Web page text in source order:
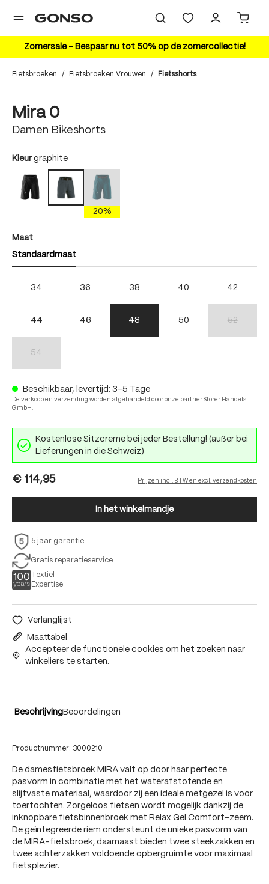
Zomersale – Bespaar nu tot 50% op de zomercollectie!
Fietsbroeken / Fietsbroeken Vrouwen / Fietsshorts
Mira 0
Damen Bikeshorts
Kleurauswählen
graphite
black graphite torrando teal
(Deze optie is momenteel niet beschikbaar.)
20%
Maatauswählen
Standaardmaat
34 36 38 40 42
44 46 48 50 52
54
Beschikbaar, levertijd: 3-5 Tage
De verkoop en verzending worden afgehandeld door onze partner Storer Handels
GmbH.
Kostenlose Sitzcreme bei jeder Bestellung! (außer bei
Lieferungen in die Schweiz)
€ 114,95 Prijzen incl. BTW en excl. verzendkosten
In het winkelmandje
5 jaar garantie
Gratis reparatieservice
Textiel
Expertise
Verlanglijst
Maattabel
Accepteer de functionele cookies om het zoeken naar
winkeliers te starten.
BeschrijvingBeoordelingen
Productnummer: 3000210
De damesfietsbroek MIRA valt op door haar perfecte
pasvorm in combinatie met het waterafstotende en
slijtvaste materiaal, waardoor zij een ideale metgezel is voor
toertochten. Zorgeloos fietsen wordt mogelijk dankzij de
inknopbare fietsbinnenbroek met Relax Gel Comfort-zeem.
De geïntegreerde riem ondersteunt de unieke pasvorm van
de MIRA-fietsbroek; daarnaast bieden twee steekzakken en
twee achterzakken voldoende opbergruimte voor maximaal
fietsplezier.